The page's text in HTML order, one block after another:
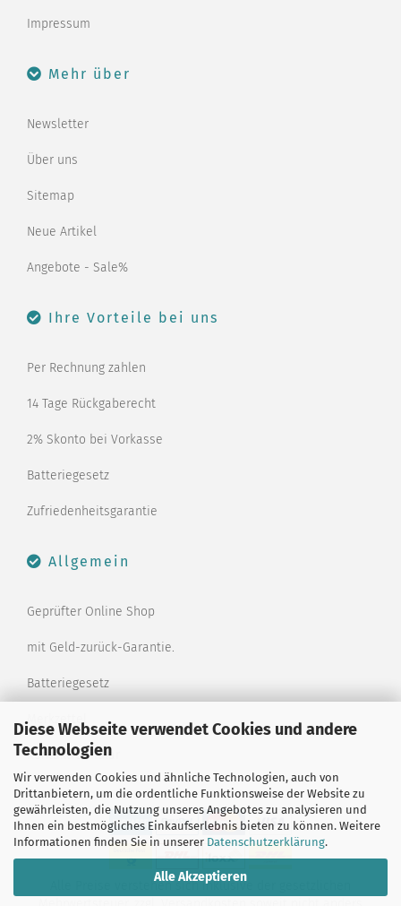
Diese Webseite verwendet Cookies und andere
Technologien
Wir verwenden Cookies und ähnliche Technologien, auch von
Drittanbietern, um die ordentliche Funktionsweise der Website zu
gewährleisten, die Nutzung unseres Angebotes zu analysieren und
Ihnen ein bestmögliches Einkaufserlebnis bieten zu können. Weitere
Informationen finden Sie in unserer Datenschutzerklärung.
Alle Akzeptieren
Impressum
Mehr über
Newsletter
Über uns
Sitemap
Neue Artikel
Angebote - Sale%
Ihre Vorteile bei uns
Per Rechnung zahlen
14 Tage Rückgaberecht
2% Skonto bei Vorkasse
Batteriegesetz
Zufriedenheitsgarantie
Allgemein
Geprüfter Online Shop
mit Geld-zurück-Garantie.
Batteriegesetz
Merkzettel
Kontaktformular
Alle Preise verstehen sich inklusive der gesetzlichen